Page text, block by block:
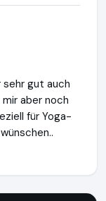
sehr gut auch
aber noch
für Yoga-